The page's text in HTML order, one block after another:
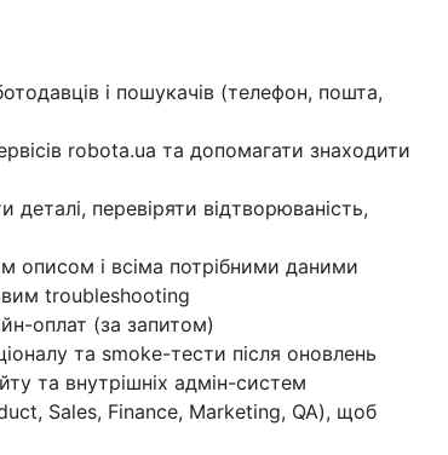
і пошукачів (телефон, пошта,
robota.ua та допомагати знаходити
деталі, перевіряти відтворюваність,
описом і всіма потрібними даними
troubleshooting
оплат (за запитом)
та smoke-тести після оновлень
та внутрішніх адмін-систем
Sales, Finance, Marketing, QA), щоб